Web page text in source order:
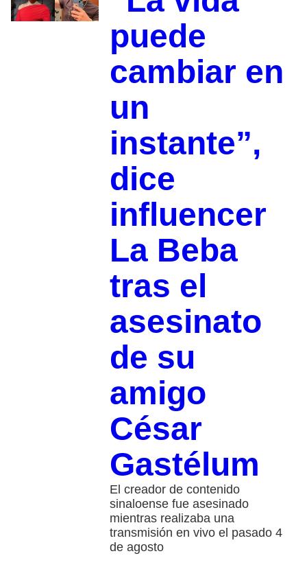
puede
cambiar en
un
instante”,
dice
influencer
La Beba
tras el
asesinato
de su
amigo
César
Gastélum
El creador de contenido
sinaloense fue asesinado
mientras realizaba una
transmisión en vivo el pasado 4
de agosto